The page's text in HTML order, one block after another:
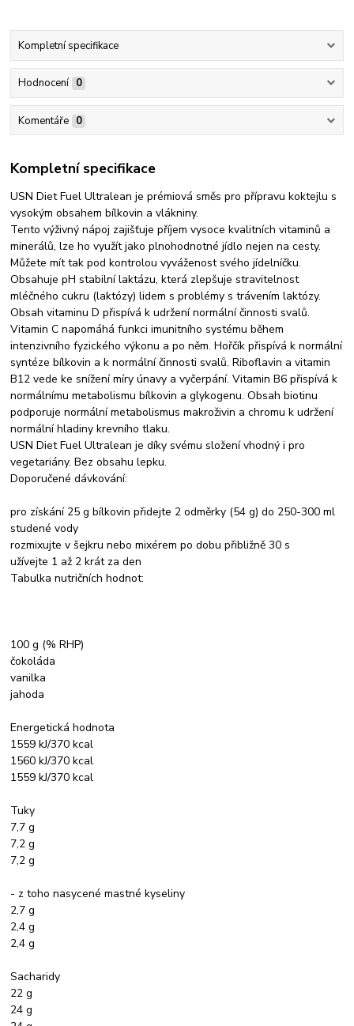
Kompletní specifikace
Hodnocení 0
Komentáře 0
Kompletní specifikace
USN Diet Fuel Ultralean je prémiová směs pro přípravu koktejlu s
vysokým obsahem bílkovin a vlákniny.
Tento výživný nápoj zajišťuje příjem vysoce kvalitních vitaminů a
minerálů, lze ho využít jako plnohodnotné jídlo nejen na cesty.
Můžete mít tak pod kontrolou vyváženost svého jídelníčku.
Obsahuje pH stabilní laktázu, která zlepšuje stravitelnost
mléčného cukru (laktózy) lidem s problémy s trávením laktózy.
Obsah vitaminu D přispívá k udržení normální činnosti svalů.
Vitamin C napomáhá funkci imunitního systému během
intenzivního fyzického výkonu a po něm. Hořčík přispívá k normální
syntéze bílkovin a k normální činnosti svalů. Riboflavin a vitamin
B12 vede ke snížení míry únavy a vyčerpání. Vitamin B6 přispívá k
normálnímu metabolismu bílkovin a glykogenu. Obsah biotinu
podporuje normální metabolismus makroživin a chromu k udržení
normální hladiny krevního tlaku.
USN Diet Fuel Ultralean je díky svému složení vhodný i pro
vegetariány. Bez obsahu lepku.
Doporučené dávkování:
pro získání 25 g bílkovin přidejte 2 odměrky (54 g) do 250-300 ml
studené vody
rozmixujte v šejkru nebo mixérem po dobu přibližně 30 s
užívejte 1 až 2 krát za den
Tabulka nutričních hodnot:
100 g (% RHP)
čokoláda
vanilka
jahoda
Energetická hodnota
1559 kJ/370 kcal
1560 kJ/370 kcal
1559 kJ/370 kcal
Tuky
7,7 g
7,2 g
7,2 g
- z toho nasycené mastné kyseliny
2,7 g
2,4 g
2,4 g
Sacharidy
22 g
24 g